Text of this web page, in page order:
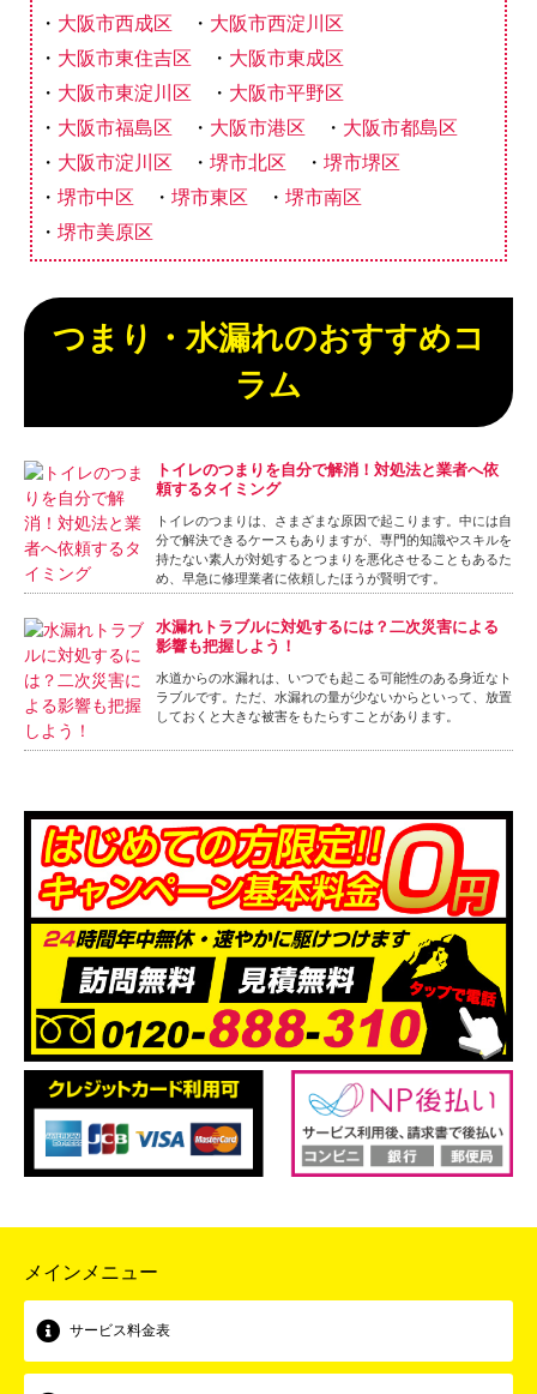
大阪市西成区
大阪市西淀川区
大阪市東住吉区
大阪市東成区
大阪市東淀川区
大阪市平野区
大阪市福島区
大阪市港区
大阪市都島区
大阪市淀川区
堺市北区
堺市堺区
堺市中区
堺市東区
堺市南区
堺市美原区
つまり・水漏れのおすすめコ
ラム
トイレのつまりを自分で解消！対処法と業者へ依
頼するタイミング
トイレのつまりは、さまざまな原因で起こります。中には自
分で解決できるケースもありますが、専門的知識やスキルを
持たない素人が対処するとつまりを悪化させることもあるた
め、早急に修理業者に依頼したほうが賢明です。
水漏れトラブルに対処するには？二次災害による
影響も把握しよう！
水道からの水漏れは、いつでも起こる可能性のある身近なト
ラブルです。ただ、水漏れの量が少ないからといって、放置
しておくと大きな被害をもたらすことがあります。
メインメニュー
サービス料金表